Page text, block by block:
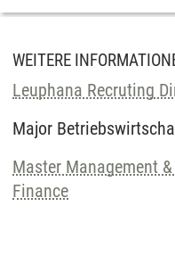
WEITERE
Leuphana Recruting
Major
Master Management
Finance